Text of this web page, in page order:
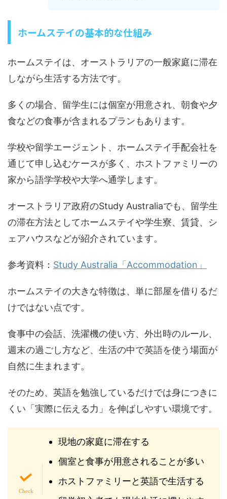
ホームステイの基本的な仕組み
ホームステイは、オーストラリアの一般家庭に滞在
しながら生活する方法です。
多くの場合、留学生には個室が用意され、朝食や夕
食などの食事が含まれるプランもあります。
学校や留学エージェント、ホームステイ手配会社を
通じて申し込むケースが多く、ホストファミリーの
家から語学学校や大学へ通学します。
オーストラリア政府のStudy Australiaでも、留学生
の滞在方法としてホームステイや学生寮、賃貸、シ
ェアハウスなどが紹介されています。
参考資料： Study Australia「Accommodation」
ホームステイの大きな特徴は、単に部屋を借りるだ
けではない点です。
食事中の会話、洗濯機の使い方、外出時のルール、
週末の過ごし方など、生活の中で英語を使う場面が
自然に生まれます。
そのため、英語を勉強しているだけでは身につきに
くい「実際に伝える力」を伸ばしやすい環境です。
現地の家庭に滞在する
個室と食事が用意されることが多い
ホストファミリーと英語で生活する